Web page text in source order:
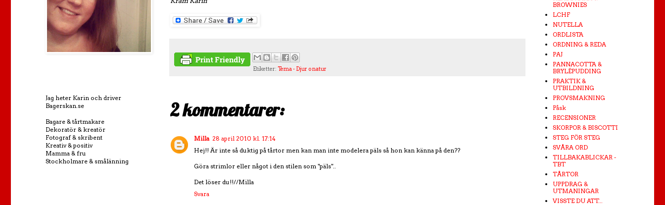
Etiketter: Tema - Djur o natur
2 kommentarer:
Milla 28 april 2010 kl. 17:14
Hej!! Är inte så duktig på tårtor men kan man inte modelera päls så hon kan känna på den??
Göra strimlor eller något i den stilen som "päls"..
Det löser du!!//Milla
Svara
Jag heter Karin och driver
Bagerskan.se
Bagare & tårtmakare
Dekoratör & kreatör
Fotograf & skribent
Kreativ & positiv
Mamma & fru
Stockholmare & smålänning
BROWNIES
LCHF
NUTELLA
ORDLISTA
ORDNING & REDA
PAJ
PANNACOTTA &
BRYLÉPUDDING
PRAKTIK &
UTBILDNING
PROVSMAKNING
Påsk
RECENSIONER
SKORPOR & BISCOTTI
STEG FÖR STEG
SVÅRA ORD
TILLBAKABLICKAR -
TBT
TÅRTOR
UPPDRAG &
UTMANINGAR
VISSTE DU ATT...